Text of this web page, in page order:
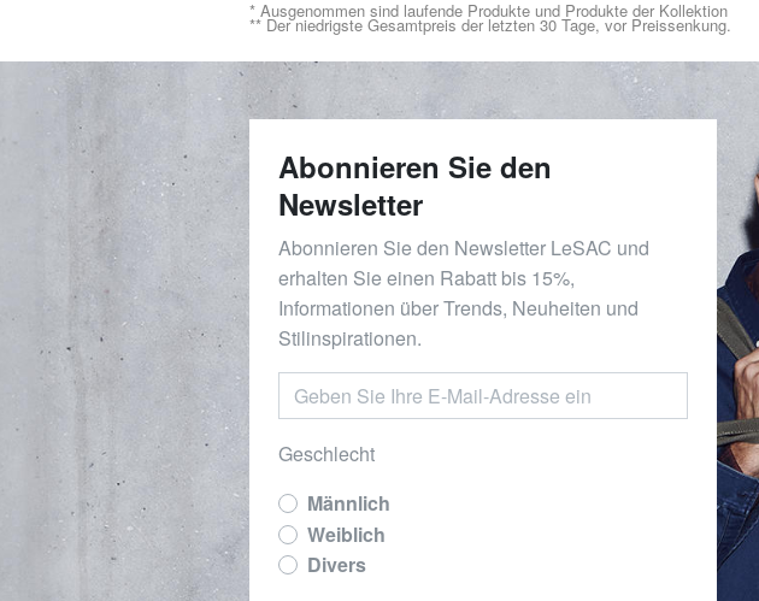
* Ausgenommen sind laufende Produkte und Produkte der Kollektion
** Der niedrigste Gesamtpreis der letzten 30 Tage, vor Preissenkung.
Abonnieren Sie den
Newsletter
Abonnieren Sie den Newsletter LeSAC und
erhalten Sie einen Rabatt bis 15%,
Informationen über Trends, Neuheiten und
Stilinspirationen.
Geschlecht
Männlich
Weiblich
Divers